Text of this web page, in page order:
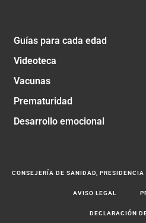
Guías para cada edad
Videoteca
Vacunas
Prematuridad
Desarrollo emocional
CONSEJERÍA DE SANIDAD,
AVISO LEGAL
DECLARACIÓN